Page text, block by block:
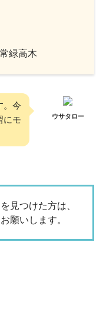
緑高木
。今
にモ
ウサタロー
見つけた方は、
願いします。